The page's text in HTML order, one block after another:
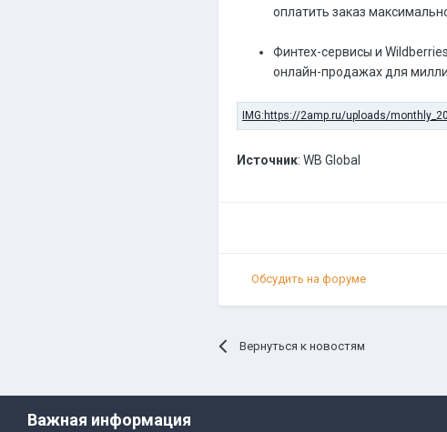
оплатить заказ
Финтех-сервисы и
онлайн-продажах для
Источник: WB Global
Обсудить на форуме
Вернуться к новостям
Важная информация